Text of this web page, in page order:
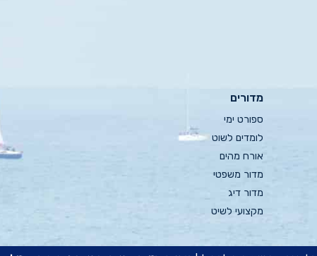
מדורים
ספורט ימי
לומדים לשוט
אורח מהים
מדור משפטי
מדור דיג
מקצועי לשיט